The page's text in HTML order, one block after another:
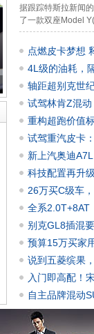
据跟踪特斯拉新闻
了一款双座Model
点燃皮卡梦想
举行4L级的油耗，
轴距超别克世
放在眼里
试驾林肯Z混动
重构超跑价值
玩试驾重汽皮卡
兹”？新上汽奥迪
科技配置再升
26万买C级车
香了！
全系2.0T+8AT
了！别克GL8插混
内预算15万买家
说到五菱缤果
入门即高配！
自主品牌混动